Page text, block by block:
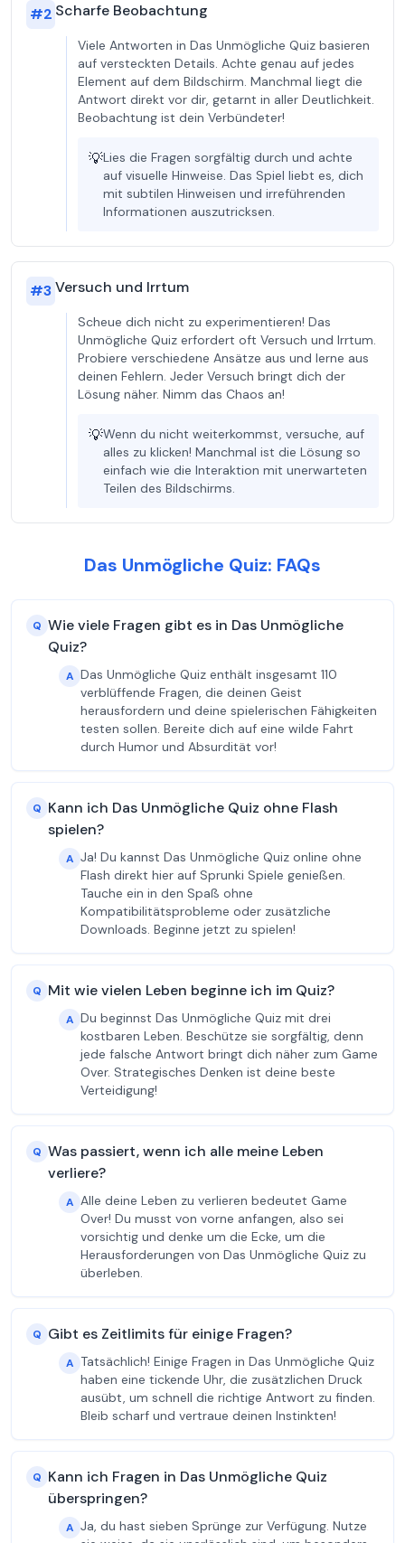
#2 Scharfe Beobachtung
Viele Antworten in Das Unmögliche Quiz basieren
auf versteckten Details. Achte genau auf jedes
Element auf dem Bildschirm. Manchmal liegt die
Antwort direkt vor dir, getarnt in aller Deutlichkeit.
Beobachtung ist dein Verbündeter!
💡Lies die Fragen sorgfältig durch und achte
auf visuelle Hinweise. Das Spiel liebt es, dich
mit subtilen Hinweisen und irreführenden
Informationen auszutricksen.
#3Versuch und Irrtum
Scheue dich nicht zu experimentieren! Das
Unmögliche Quiz erfordert oft Versuch und Irrtum.
Probiere verschiedene Ansätze aus und lerne aus
deinen Fehlern. Jeder Versuch bringt dich der
Lösung näher. Nimm das Chaos an!
💡Wenn du nicht weiterkommst, versuche, auf
alles zu klicken! Manchmal ist die Lösung so
einfach wie die Interaktion mit unerwarteten
Teilen des Bildschirms.
Das Unmögliche Quiz: FAQs
Q Wie viele Fragen gibt es in Das Unmögliche
Quiz?
A Das Unmögliche Quiz enthält insgesamt 110
verblüffende Fragen, die deinen Geist
herausfordern und deine spielerischen Fähigkeiten
testen sollen. Bereite dich auf eine wilde Fahrt
durch Humor und Absurdität vor!
Q Kann ich Das Unmögliche Quiz ohne Flash
spielen?
A Ja! Du kannst Das Unmögliche Quiz online ohne
Flash direkt hier auf Sprunki Spiele genießen.
Tauche ein in den Spaß ohne
Kompatibilitätsprobleme oder zusätzliche
Downloads. Beginne jetzt zu spielen!
Q Mit wie vielen Leben beginne ich im Quiz?
A Du beginnst Das Unmögliche Quiz mit drei
kostbaren Leben. Beschütze sie sorgfältig, denn
jede falsche Antwort bringt dich näher zum Game
Over. Strategisches Denken ist deine beste
Verteidigung!
Q Was passiert, wenn ich alle meine Leben
verliere?
A Alle deine Leben zu verlieren bedeutet Game
Over! Du musst von vorne anfangen, also sei
vorsichtig und denke um die Ecke, um die
Herausforderungen von Das Unmögliche Quiz zu
überleben.
Q Gibt es Zeitlimits für einige Fragen?
A Tatsächlich! Einige Fragen in Das Unmögliche Quiz
haben eine tickende Uhr, die zusätzlichen Druck
ausübt, um schnell die richtige Antwort zu finden.
Bleib scharf und vertraue deinen Instinkten!
Q Kann ich Fragen in Das Unmögliche Quiz
überspringen?
A Ja, du hast sieben Sprünge zur Verfügung. Nutze